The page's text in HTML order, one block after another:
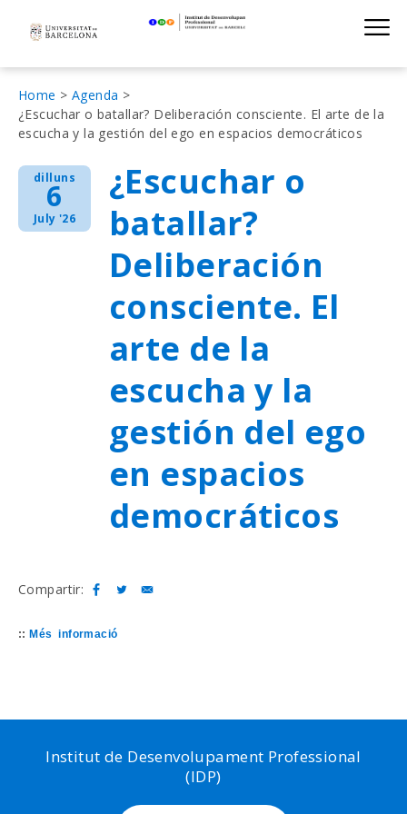
navigation
Institut de
Fil
d'Ariadna
Home
Agenda
¿Escuchar o batallar? Deliberación consciente. El arte de la
escucha y la gestión del ego en espacios democráticos
dilluns
6
July '26
¿Escuchar o
batallar?
Deliberación
consciente. El
arte de la
escucha y la
gestión del ego
en espacios
democráticos
Compartir:
:: Més informació
Institut de Desenvolupament Professional
(IDP)